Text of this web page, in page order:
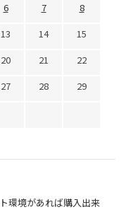
6 7
8
13 14
15
20 21
22
27 28
29
環境があれば購入出来